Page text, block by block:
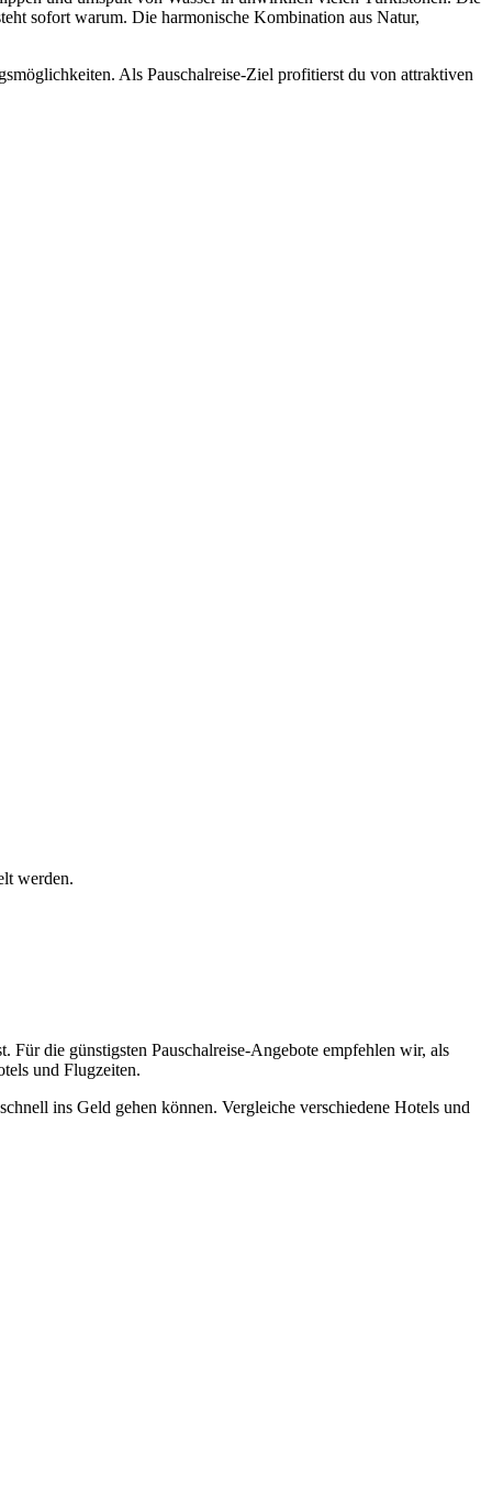
sofort warum. Die harmonische Kombination aus Natur,
Als Pauschalreise-Ziel profitierst du von attraktiven
werden.
die günstigsten Pauschalreise-Angebote empfehlen wir, als
und Flugzeiten.
ins Geld gehen können. Vergleiche verschiedene Hotels und